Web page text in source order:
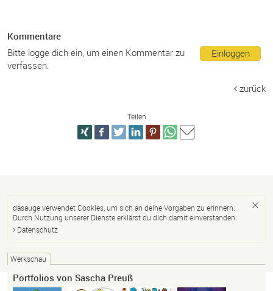
Kommentare
Einloggen
Bitte logge dich ein, um einen Kommentar zu
verfassen.
zurück
Teilen
dasauge verwendet Cookies, um sich an deine Vorgaben zu erinnern.
Durch Nutzung unserer Dienste erklärst du dich damit einverstanden.
Datenschutz
Werkschau
Portfolios von Sascha Preuß